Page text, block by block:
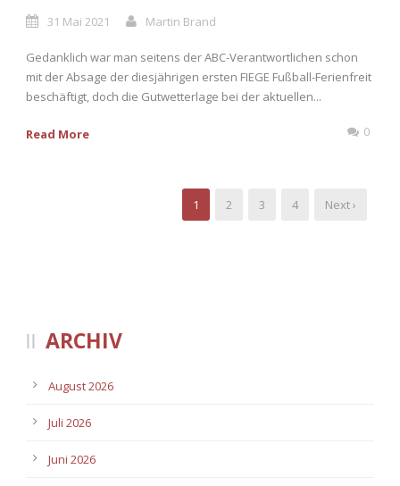
31 Mai 2021 Martin Brand
Gedanklich war man seitens der ABC-Verantwortlichen schon
mit der Absage der diesjährigen ersten FIEGE Fußball-Ferienfreit
beschäftigt, doch die Gutwetterlage bei der aktuellen...
Read More 0
1 2 3 4 Next ›
ARCHIV
August 2026
Juli 2026
Juni 2026